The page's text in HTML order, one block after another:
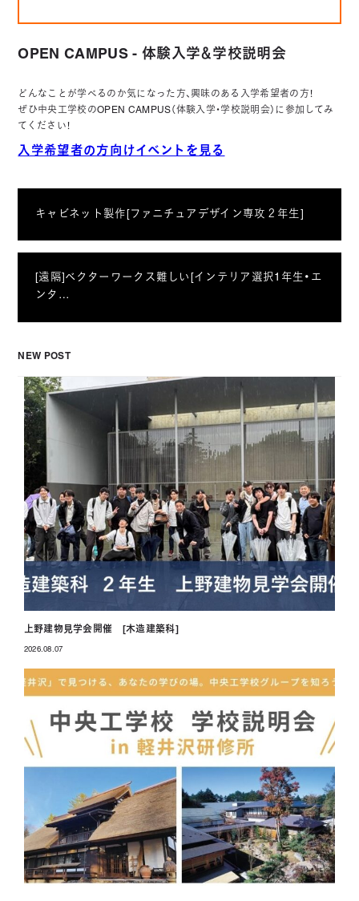
OPEN CAMPUS - 体験入学＆学校説明会
どんなことが学べるのか気になった方、興味のある入学希望者の方！
ぜひ中央工学校のOPEN CAMPUS（体験入学・学校説明会）に参加してみ
てください！
入学希望者の方向けイベントを見る
キャビネット製作[ファニチュアデザイン専攻２年生]
[遠隔]ベクターワークス難しい[インテリア選択1年生・エ
ンタ…
NEW POST
上野建物見学会開催 [木造建築科]
2026.08.07